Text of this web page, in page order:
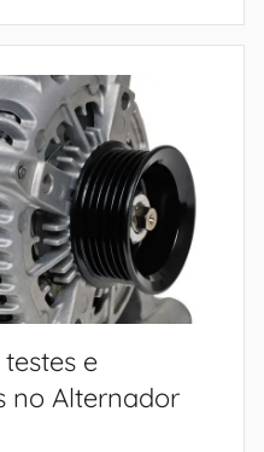
e
no Alternador